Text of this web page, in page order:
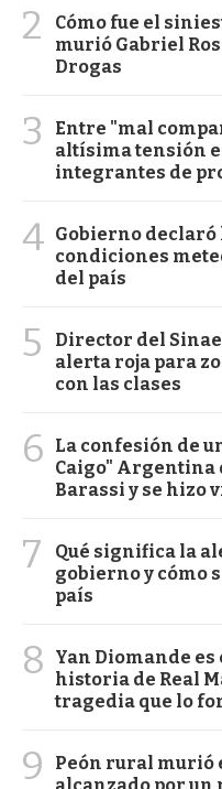
2
Cómo fue el
murió Gabriel
Drogas
3
Entre "mal
altísima tensión
integrantes de
4 Gobierno declaró
condiciones
del país
5
Director del
alerta roja para
con las clases
6
La confesión de
Caigo" Argentina
Barassi y se hizo
7
Qué significa la
gobierno y cómo
país
8
Yan Diomande
historia de Real
tragedia que lo
9
Peón rural murió